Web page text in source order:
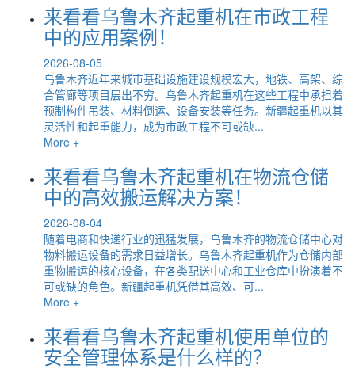
来看看乌鲁木齐起重机在市政工程
中的应用案例！
2026-08-05
乌鲁木齐近年来城市基础设施建设规模宏大，地铁、高架、综
合管廊等项目层出不穷。乌鲁木齐起重机在这些工程中承担着
预制构件吊装、材料倒运、设备安装等任务。新疆起重机以其
灵活性和起重能力，成为市政工程不可或缺...
More +
来看看乌鲁木齐起重机在物流仓储
中的高效搬运解决方案！
2026-08-04
随着电商和快递行业的迅猛发展，乌鲁木齐的物流仓储中心对
物料搬运设备的需求日益增长。乌鲁木齐起重机作为仓储内部
重物搬运的核心设备，在各类配送中心和工业仓库中扮演着不
可或缺的角色。新疆起重机凭借其高效、可...
More +
来看看乌鲁木齐起重机使用单位的
安全管理体系是什么样的？